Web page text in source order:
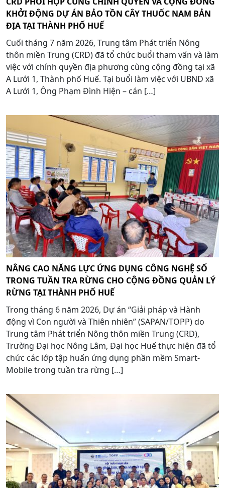
KHỞI ĐỘNG DỰ ÁN BẢO TỒN CÂY THUỐC NAM BẢN
ĐỊA TẠI THÀNH PHỐ HUẾ
Cuối tháng 7 năm 2026, Trung tâm Phát triển Nông
thôn miền Trung (CRD) đã tổ chức buổi tham vấn và làm
việc với chính quyền địa phương cùng cộng đồng tại xã
A Lưới 1, Thành phố Huế. Tại buổi làm việc với UBND xã
A Lưới 1, Ông Phạm Đình Hiện – cán […]
NÂNG CAO NĂNG LỰC ỨNG DỤNG CÔNG NGHỆ SỐ
TRONG TUẦN TRA RỪNG CHO CỘNG ĐỒNG QUẢN LÝ
RỪNG TẠI THÀNH PHỐ HUẾ
Trong tháng 6 năm 2026, Dự án “Giải pháp và Hành
động vì Con người và Thiên nhiên” (SAPAN/TOPP) do
Trung tâm Phát triển Nông thôn miền Trung (CRD),
Trường Đại học Nông Lâm, Đại học Huế thực hiện đã tổ
chức các lớp tập huấn ứng dụng phần mềm Smart-
Mobile trong tuần tra rừng […]